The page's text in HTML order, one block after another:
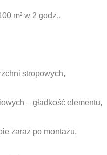
m² w 2 godz.,
stropowych,
– gładkość elementu,
zaraz po montażu,